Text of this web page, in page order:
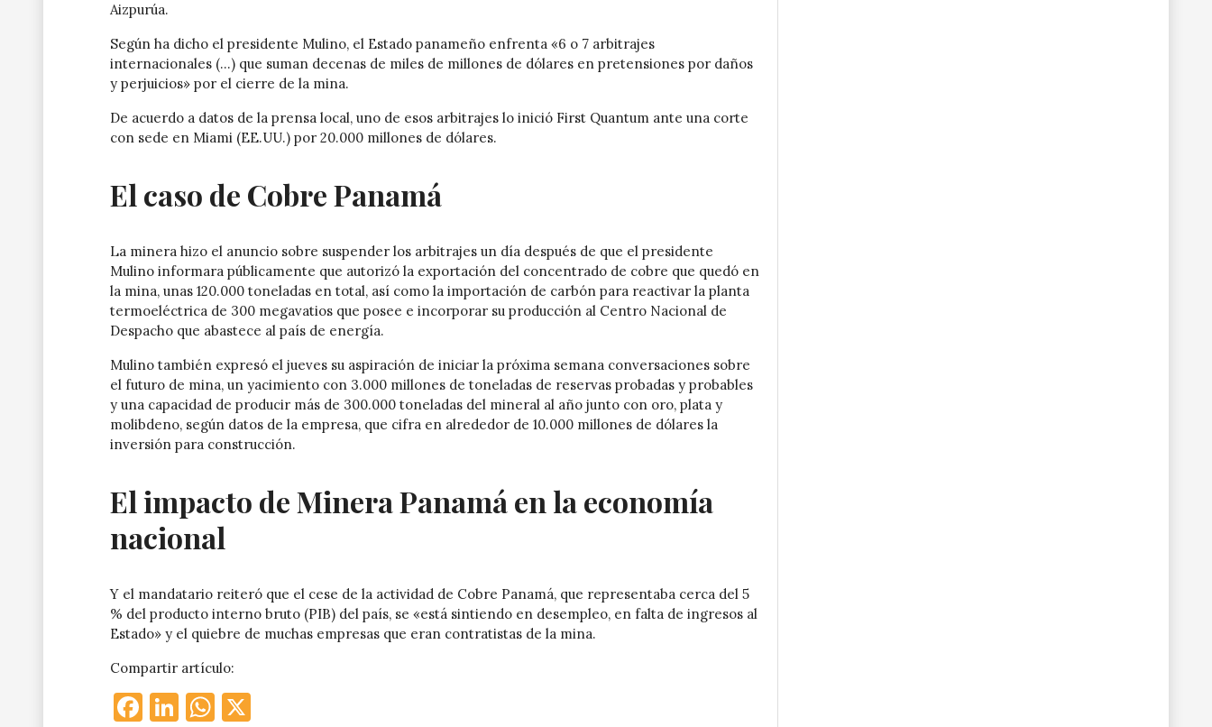
Aizpurúa.
Según ha dicho el presidente Mulino, el Estado panameño enfrenta «6 o 7 arbitrajes
internacionales (…) que suman decenas de miles de millones de dólares en pretensiones por daños
y perjuicios» por el cierre de la mina.
De acuerdo a datos de la prensa local, uno de esos arbitrajes lo inició First Quantum ante una corte
con sede en Miami (EE.UU.) por 20.000 millones de dólares.
El caso de Cobre Panamá
La minera hizo el anuncio sobre suspender los arbitrajes un día después de que el presidente
Mulino informara públicamente que autorizó la exportación del concentrado de cobre que quedó en
la mina, unas 120.000 toneladas en total, así como la importación de carbón para reactivar la planta
termoeléctrica de 300 megavatios que posee e incorporar su producción al Centro Nacional de
Despacho que abastece al país de energía.
Mulino también expresó el jueves su aspiración de iniciar la próxima semana conversaciones sobre
el futuro de mina, un yacimiento con 3.000 millones de toneladas de reservas probadas y probables
y una capacidad de producir más de 300.000 toneladas del mineral al año junto con oro, plata y
molibdeno, según datos de la empresa, que cifra en alrededor de 10.000 millones de dólares la
inversión para construcción.
El impacto de Minera Panamá en la economía
nacional
Y el mandatario reiteró que el cese de la actividad de Cobre Panamá, que representaba cerca del 5
% del producto interno bruto (PIB) del país, se «está sintiendo en desempleo, en falta de ingresos al
Estado» y el quiebre de muchas empresas que eran contratistas de la mina.
Compartir artículo:
Facebook
LinkedIn
WhatsApp